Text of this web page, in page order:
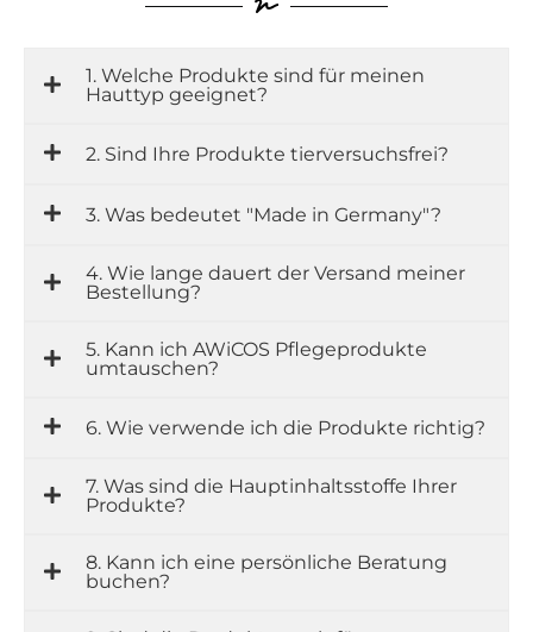
1. Welche Produkte sind für meinen
Hauttyp geeignet?
2. Sind Ihre Produkte tierversuchsfrei?
3. Was bedeutet "Made in Germany"?
4. Wie lange dauert der Versand meiner
Bestellung?
5. Kann ich AWiCOS Pflegeprodukte
umtauschen?
6. Wie verwende ich die Produkte richtig?
7. Was sind die Hauptinhaltsstoffe Ihrer
Produkte?
8. Kann ich eine persönliche Beratung
buchen?